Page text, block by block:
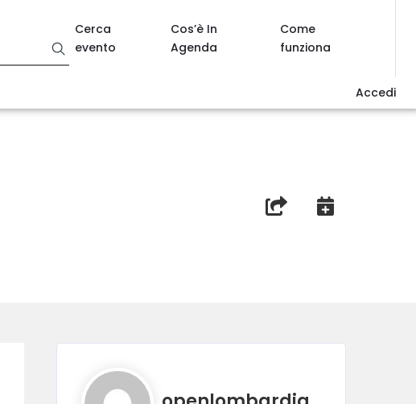
Cerca
evento
Cos’è In
Agenda
Come
funziona
Accedi